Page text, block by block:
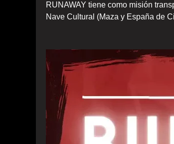
RUNAWAY tiene como misión
Nave Cultural (Maza y España de